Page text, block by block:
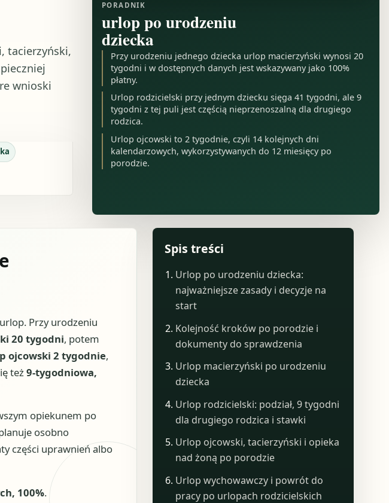
tacierzyński,
wnioski
PORADNIK
urlop po urodzeniu
dziecka
Przy urodzeniu jednego dziecka urlop macierzyński wynosi 20
tygodni i w dostępnych danych jest wskazywany jako 100%
płatny.
Urlop rodzicielski przy jednym dziecku sięga 41 tygodni, ale 9
tygodni z tej puli jest częścią nieprzenoszalną dla drugiego
rodzica.
Urlop ojcowski to 2 tygodnie, czyli 14 kolejnych dni
kalendarzowych, wykorzystywanych do 12 miesięcy po
porodzie.
Przy urodzeniu
20 tygodni, potem
ojcowski 2 tygodnie,
też9-tygodniowa,
opiekunem po
osobno
części uprawnień albo
100%.
Spis treści
Urlop po urodzeniu dziecka:
najważniejsze zasady i decyzje na
start
Kolejność kroków po porodzie i
dokumenty do sprawdzenia
Urlop macierzyński po urodzeniu
dziecka
Urlop rodzicielski: podział, 9 tygodni
dla drugiego rodzica i stawki
Urlop ojcowski, tacierzyński i opieka
nad żoną po porodzie
Urlop wychowawczy i powrót do
pracy po urlopach rodzicielskich